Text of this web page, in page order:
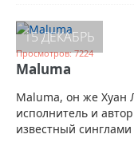
15 ДЕКАБРЬ
Просмотров: 7224
Maluma
Maluma, он же Хуан
исполнитель и
известный